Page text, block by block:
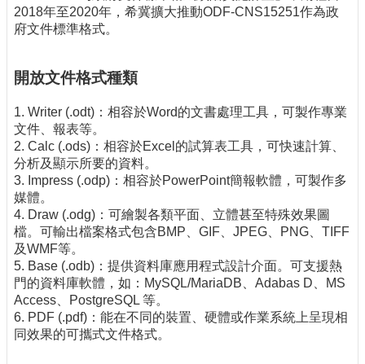
題
報
技
論
壇
產
業
專
欄
2018年至2020年，希冀擴大推動ODF-CNS15251作為政
府文件標準格式。
開放文件格式種類
1. Writer (.odt)：相容於Word的文書處理工具，可製作專業
文件、報表等。
2. Calc (.ods)：相容於Excel的試算表工具，可快速計算、
分析及顯示所要的資料。
3. Impress (.odp)：相容於PowerPoint簡報軟體，可製作多
媒體。
4. Draw (.odg)：可繪製各類平面、立體甚至特殊效果圖
檔。可輸出檔案格式包含BMP、GIF、JPEG、PNG、TIFF
及WMF等。
5. Base (.odb)：提供資料庫應用程式設計介面。可支援熱
門的資料庫軟體，如：MySQL/MariaDB、Adabas D、MS
Access、PostgreSQL 等。
6. PDF (.pdf)：能在不同的裝置、硬體或作業系統上呈現相
同效果的可攜式文件格式。